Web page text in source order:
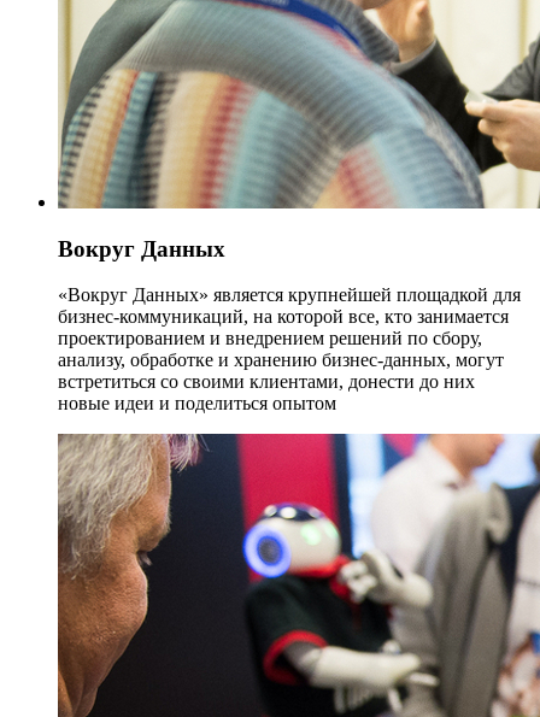
Вокруг Данных
«Вокруг Данных» является крупнейшей площадкой для
бизнес-коммуникаций, на которой все, кто занимается
проектированием и внедрением решений по сбору,
анализу, обработке и хранению бизнес-данных, могут
встретиться со своими клиентами, донести до них
новые идеи и поделиться опытом